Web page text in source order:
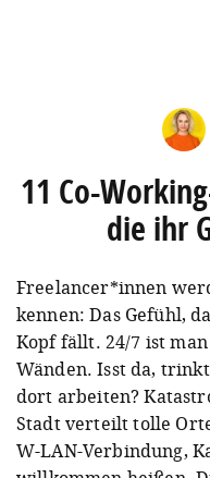
11 Co-
die ihr
Freelancer*innen
kennen: Das Gefühl,
Kopf fällt. 24/7 ist
Wänden. Isst da,
dort arbeiten?
Stadt verteilt tolle
W-LAN-Verbindung,